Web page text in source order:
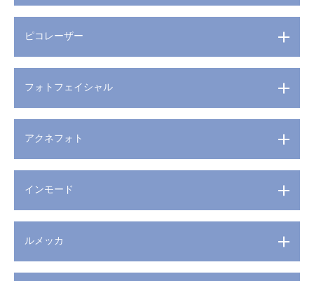
ピコレーザー
フォトフェイシャル
アクネフォト
インモード
ルメッカ